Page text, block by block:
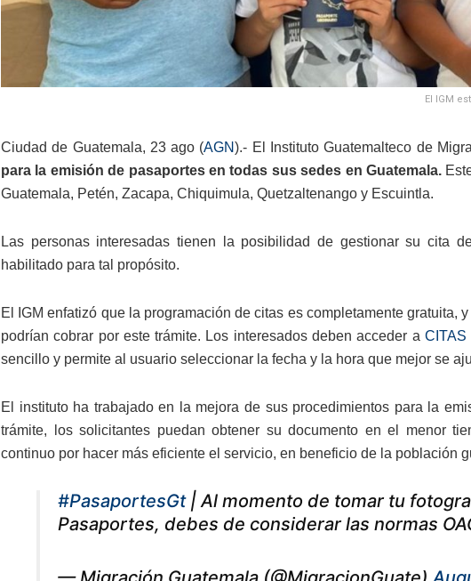
El IGM
Ciudad de Guatemala, 23 ago (AGN).- El Instituto Guatemalteco de
para la emisión de pasaportes en todas sus sedes en Guatemala.
Guatemala, Petén, Zacapa, Chiquimula, Quetzaltenango y Escuintla.
Las personas interesadas tienen la posibilidad de gestionar su cita
habilitado para tal propósito.
El IGM enfatizó que la programación de citas es completamente
podrían cobrar por este trámite. Los interesados deben acceder a CITAS
sencillo y permite al usuario seleccionar la fecha y la hora que mejor se
El instituto ha trabajado en la mejora de sus procedimientos para la
trámite, los solicitantes puedan obtener su documento en el menor
continuo por hacer más eficiente el servicio, en beneficio de la población
#PasaportesGt| Al momento de tomar tu
Pasaportes, debes de considerar las normas